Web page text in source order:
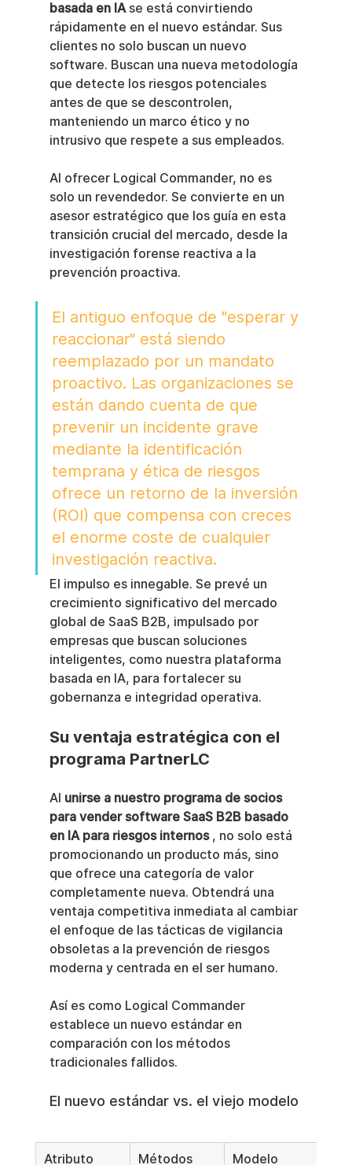
basada en IA se está convirtiendo
rápidamente en el nuevo estándar. Sus
clientes no solo buscan un nuevo
software. Buscan una nueva metodología
que detecte los riesgos potenciales
antes de que se descontrolen,
manteniendo un marco ético y no
intrusivo que respete a sus empleados.
Al ofrecer Logical Commander, no es
solo un revendedor. Se convierte en un
asesor estratégico que los guía en esta
transición crucial del mercado, desde la
investigación forense reactiva a la
prevención proactiva.
El antiguo enfoque de "esperar y
reaccionar" está siendo
reemplazado por un mandato
proactivo. Las organizaciones se
están dando cuenta de que
prevenir un incidente grave
mediante la identificación
temprana y ética de riesgos
ofrece un retorno de la inversión
(ROI) que compensa con creces
el enorme coste de cualquier
investigación reactiva.
El impulso es innegable. Se prevé un
crecimiento significativo del mercado
global de SaaS B2B, impulsado por
empresas que buscan soluciones
inteligentes, como nuestra plataforma
basada en IA, para fortalecer su
gobernanza e integridad operativa.
Su ventaja estratégica con el
programa PartnerLC
Al unirse a nuestro programa de socios
para vender software SaaS B2B basado
en IA para riesgos internos , no solo está
promocionando un producto más, sino
que ofrece una categoría de valor
completamente nueva. Obtendrá una
ventaja competitiva inmediata al cambiar
el enfoque de las tácticas de vigilancia
obsoletas a la prevención de riesgos
moderna y centrada en el ser humano.
Así es como Logical Commander
establece un nuevo estándar en
comparación con los métodos
tradicionales fallidos.
El nuevo estándar vs. el viejo modelo
Atributo Métodos Modelo